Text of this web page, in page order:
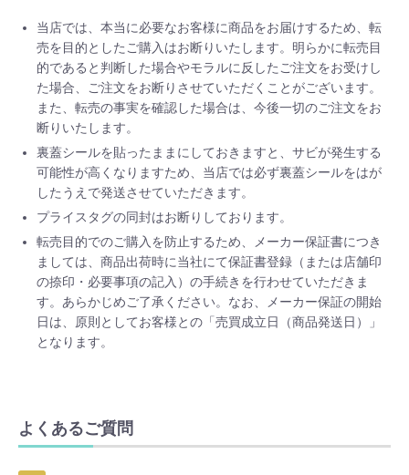
当店では、本当に必要なお客様に商品をお届けするため、転
売を目的としたご購入はお断りいたします。明らかに転売目
的であると判断した場合やモラルに反したご注文をお受けし
た場合、ご注文をお断りさせていただくことがございます。
また、転売の事実を確認した場合は、今後一切のご注文をお
断りいたします。
裏蓋シールを貼ったままにしておきますと、サビが発生する
可能性が高くなりますため、当店では必ず裏蓋シールをはが
したうえで発送させていただきます。
プライスタグの同封はお断りしております。
転売目的でのご購入を防止するため、メーカー保証書につき
ましては、商品出荷時に当社にて保証書登録（または店舗印
の捺印・必要事項の記入）の手続きを行わせていただきま
す。あらかじめご了承ください。なお、メーカー保証の開始
日は、原則としてお客様との「売買成立日（商品発送日）」
となります。
よくあるご質問